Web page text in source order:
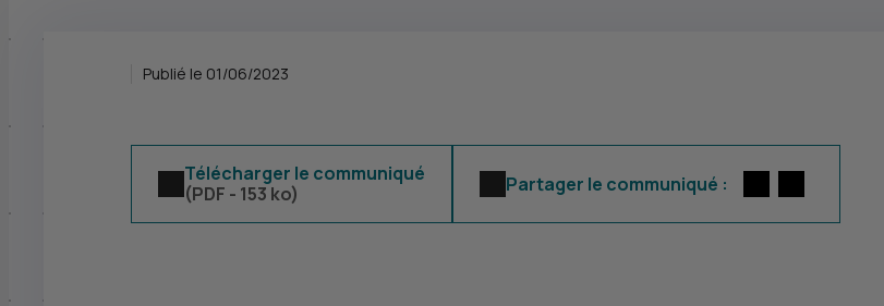
Publié le 01/06/2023
Télécharger le communiqué
(PDF - 153 ko) Partager le communiqué :